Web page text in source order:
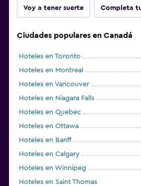
Voy a tener suerte Completa
Ciudades populares en Canadá
Hoteles en Toronto
Hoteles en Montreal
Hoteles en Vancouver
Hoteles en Niagara Falls
Hoteles en Quebec
Hoteles en Ottawa
Hoteles en Banff
Hoteles en Calgary
Hoteles en Winnipeg
Hoteles en Saint Thomas